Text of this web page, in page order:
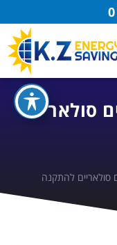
סולאריים
סולאריים להתקנה